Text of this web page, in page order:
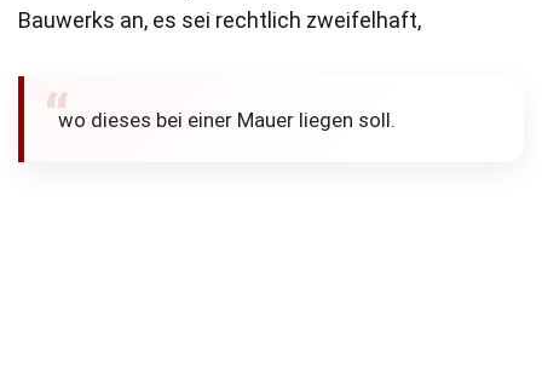
Bauwerks an, es sei rechtlich zweifelhaft,
wo dieses bei einer Mauer liegen soll.